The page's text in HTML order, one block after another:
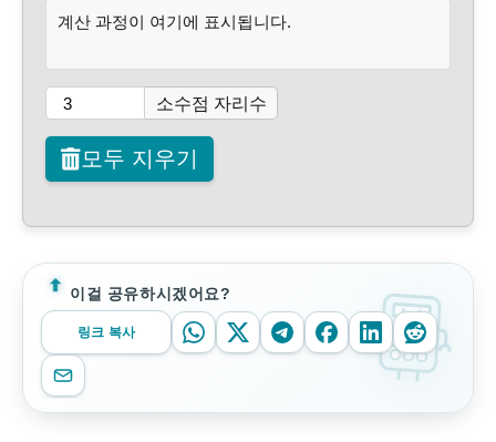
계산 과정이 여기에 표시됩니다.
소수점 자리수
모두 지우기
이걸 공유하시겠어요?
링크 복사